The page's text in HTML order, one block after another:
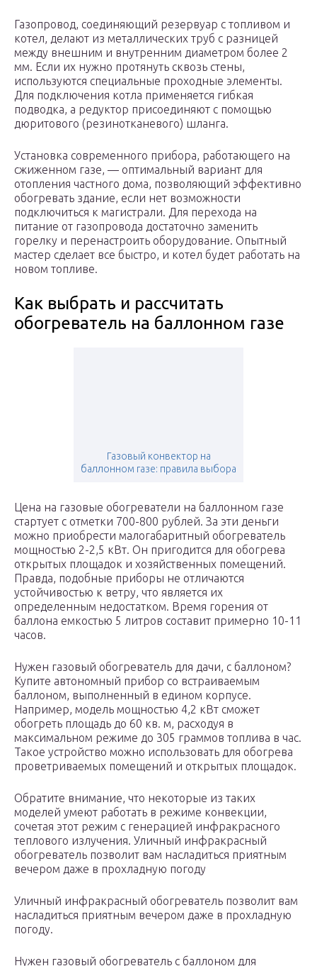
Газопровод, соединяющий резервуар с топливом и
котел, делают из металлических труб с разницей
между внешним и внутренним диаметром более 2
мм. Если их нужно протянуть сквозь стены,
используются специальные проходные элементы.
Для подключения котла применяется гибкая
подводка, а редуктор присоединяют с помощью
дюритового (резинотканевого) шланга.
Установка современного прибора, работающего на
сжиженном газе, — оптимальный вариант для
отопления частного дома, позволяющий эффективно
обогревать здание, если нет возможности
подключиться к магистрали. Для перехода на
питание от газопровода достаточно заменить
горелку и перенастроить оборудование. Опытный
мастер сделает все быстро, и котел будет работать на
новом топливе.
Как выбрать и рассчитать
обогреватель на баллонном газе
Газовый конвектор на
баллонном газе: правила выбора
Цена на газовые обогреватели на баллонном газе
стартует с отметки 700-800 рублей. За эти деньги
можно приобрести малогабаритный обогреватель
мощностью 2-2,5 кВт. Он пригодится для обогрева
открытых площадок и хозяйственных помещений.
Правда, подобные приборы не отличаются
устойчивостью к ветру, что является их
определенным недостатком. Время горения от
баллона емкостью 5 литров составит примерно 10-11
часов.
Нужен газовый обогреватель для дачи, с баллоном?
Купите автономный прибор со встраиваемым
баллоном, выполненный в едином корпусе.
Например, модель мощностью 4,2 кВт сможет
обогреть площадь до 60 кв. м, расходуя в
максимальном режиме до 305 граммов топлива в час.
Такое устройство можно использовать для обогрева
проветриваемых помещений и открытых площадок.
Обратите внимание, что некоторые из таких
моделей умеют работать в режиме конвекции,
сочетая этот режим с генерацией инфракрасного
теплового излучения. Уличный инфракрасный
обогреватель позволит вам насладиться приятным
вечером даже в прохладную погоду
Уличный инфракрасный обогреватель позволит вам
насладиться приятным вечером даже в прохладную
погоду.
Нужен газовый обогреватель с баллоном для